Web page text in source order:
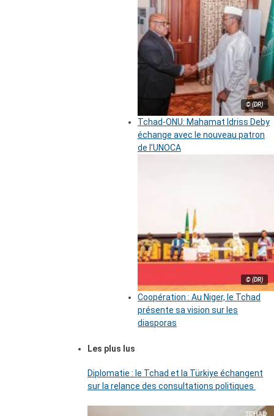
© (DR)
Tchad-ONU: Mahamat Idriss Deby
échange avec le nouveau patron
de l’UNOCA
© (DR)
Coopération : Au Niger, le Tchad
présente sa vision sur les
diasporas
Les plus lus
Diplomatie : le Tchad et la Türkiye échangent
sur la relance des consultations politiques